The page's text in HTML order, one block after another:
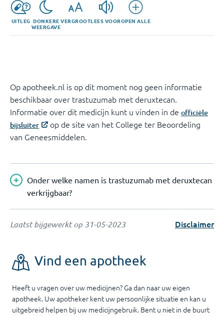
UITLEG DONKERE
WEERGAVE
VERGROOTLEES VOOROPEN ALLE
Op apotheek.nl is op dit moment nog geen informatie
beschikbaar over trastuzumab met deruxtecan.
Informatie over dit medicijn kunt u vinden in de officiële
bijsluiter
op de site van het College ter Beoordeling
van Geneesmiddelen.
Onder welke namen is trastuzumab met deruxtecan
verkrijgbaar?
Laatst bijgewerkt op 31-05-2023 Disclaimer
Vind een apotheek
Heeft u vragen over uw medicijnen? Ga dan naar uw eigen
apotheek. Uw apotheker kent uw persoonlijke situatie en kan u
uitgebreid helpen bij uw medicijngebruik. Bent u niet in de buurt